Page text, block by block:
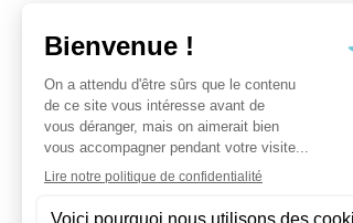
Les réseaux du CGO
Les Plates-Formes
Soutien à la recherche
Les appels à communications
Les appels à projets
Jobs/Formations